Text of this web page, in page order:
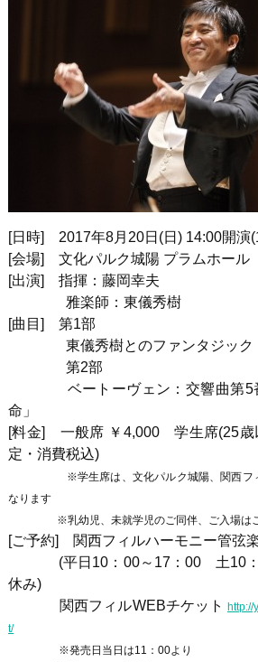
[日時] 2017年8月 20日 (日 ) 14:00開演
[会場]
文化パルク城陽 プラムホール
[出演]
指揮：藤岡幸夫
雅楽師：東儀秀樹
[曲目 ] 第1部
東儀秀樹とのファンタジック
第2部
ベートーヴェン：交響曲第5
命」
[料金] 一般席 ￥4,000 学生席(25歳
定・消費税込)
※学生席は、文化パルク城陽、関西フ
なります
※乳幼児、未就学児のご同伴、ご入場は
[ご予約] 関西フィルハーモニー管弦
(平日10：00～17：00 土10
休み)
関西フィルWEBチケットhttp://
t/
※発売日当日は11：00より